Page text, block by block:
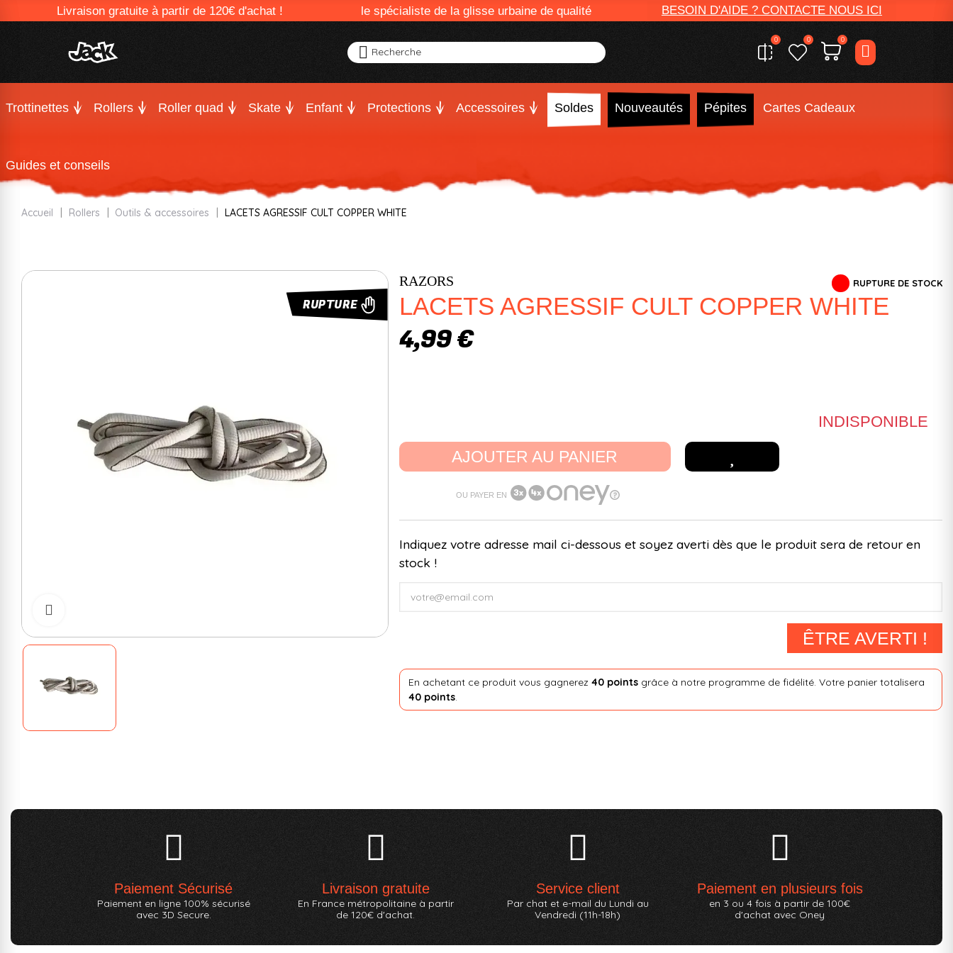
Livraison gratuite à partir de 120€ d'achat ! le spécialiste de la glisse urbaine de qualité BESOIN D'AIDE ? CONTACTE NOUS ICI
Recherche
0 0 0
Trottinettes Rollers Roller quad Skate Enfant Protections Accessoires Soldes Nouveautés Pépites Cartes Cadeaux
Guides et conseils
Accueil Rollers Outils & accessoires LACETS AGRESSIF CULT COPPER WHITE
RUPTURE
RUPTURE DE STOCK
RAZORS
LACETS AGRESSIF CULT COPPER WHITE
4,99 €
INDISPONIBLE
AJOUTER AU PANIER
OU PAYER EN
Indiquez votre adresse mail ci-dessous et soyez averti dès que le produit sera de retour en
stock !
ÊTRE AVERTI !
En achetant ce produit vous gagnerez 40 points grâce à notre programme de fidélité. Votre panier totalisera
40 points.
Paiement Sécurisé
Paiement en ligne 100% sécurisé
avec 3D Secure.
Livraison gratuite
En France métropolitaine à partir
de 120€ d'achat.
Service client
Par chat et e-mail du Lundi au
Vendredi (11h-18h)
Paiement en plusieurs fois
en 3 ou 4 fois à partir de 100€
d'achat avec Oney